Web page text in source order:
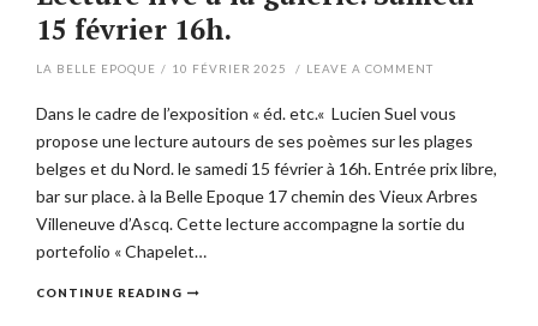
15 février 16h.
LA BELLE EPOQUE / 10 FÉVRIER 2025 / LEAVE A COMMENT
Dans le cadre de l’exposition « éd. etc.« Lucien Suel vous
propose une lecture autours de ses poèmes sur les plages
belges et du Nord. le samedi 15 février à 16h. Entrée prix libre,
bar sur place. à la Belle Epoque 17 chemin des Vieux Arbres
Villeneuve d’Ascq. Cette lecture accompagne la sortie du
portefolio « Chapelet…
CONTINUE READING